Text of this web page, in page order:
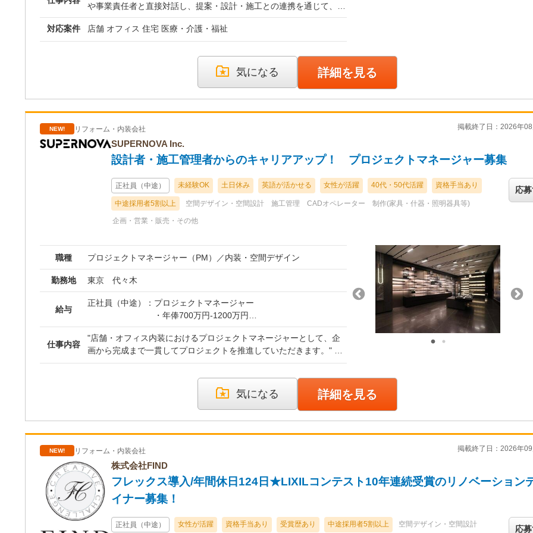
①即戦力・プロデューサー層（設計または施工管理
経験5年以上）
月給35万円～60万円程度 （想定年収500万円～
設計または施工管理の経験を活かし、経営者との
打ち合わせから設計・現場調整までプロジェクト全
600万円程度）
設計または施工管理の経験を活かしながら、担当
るPM・リーダーを目指していただきます。
③チャレンジ経験者層（設計または施工管理経験1
～3年程度）
520万円程度）
設計または施工管理の経験を活かし、先輩社員と
案件を進めながら、設計・提案・現場調整まで一連
④第二新卒、未経験
月給23万円～
これまでの社会人経験も活かしながら、先輩社員
とプロジェクトに参加し、設計、提案、現場との連
携など、空間づくりの基礎を身につけていただきま
※経験年数だけではなく、担当してきた案件内容や
能力を重視して決定します。
■評価について■
た成果を評価します。
一人でできる業務が増えること。
と。
や事業責任者と直接対話し、提案・設計・施工との連携を通じて、一
つの空間を完成まで導く総合力を身につけることができます。 お客
様との打ち合わせから始まり、コンセプトやレイアウトを考え、設計
を行い、施工担当や協力業者と連携しながら、空間が完成するまで一
つのプロジェクトに携わります。 なぜ出店や移転をするのか。 その
空間で何を実現したいのか。 そこで働く人や利用する人に、どのよ
う分業ではなく、打ち合わせ、提案、設計、施工との連携、引渡し後
のフォローまで、空間づくり全体に携われることがフレームスの特徴
です。 経験者の方には、これまで培ってきた専門性を活かしなが
ら、お客様により近い立場でプロジェクト全体を推進する役割を担っ
ていただきます。 未経験の方は、先輩社員のプロジェクトに参加す
るところからスタートし、段階的に仕事の幅を広げていきます。 入
社時点ですべてができる必要はありません。 経験やスキルに応じ
て、できることから担当し、少しずつ仕事の幅を広げながら、将来的
具体的な業務内容■ ・クライアントとの打ち合わせ、ヒアリング ・現
地調査、採寸、既存状況の確認 ・コンセプト、レイアウト、デザイ
ンの検討 ・素材、照明、家具、什器などの選定 ・提案資料の作成 ・
基本設計図、実施設計図の作成 ・見積、発注業務の補助 ・施工担
当、協力業者への設計意図の共有 ・現場での寸法、納まり、仕上が
りの確認 ・施工担当と連携した工程・品質・コストの確認、調整 ・
竣工確認、引渡し、アフターフォロー 経験や習得状況に応じて、担
や施工管理など、空間づくりの一部を担当してきた方には、フレーム
スではお客様との打ち合わせから提案、設計、施工との連携まで、一
や事業責任者と直接対話し、要望の背景にある事業課題まで理解した
うえで提案できることは、フレームスならではの魅力です。 入社後
は、フレームスの仕事の進め方や設計・施工一貫体制を理解するとこ
■未経験の方へ■ 新しい業界へ挑戦することに、不安を感じるのは自
然なことだと考えています。 未経験の方は、先輩社員が担当するプ
ロジェクトに参加するところから始めます。先輩が仕事の進め方や考
え方を説明し、実際の仕事を一緒に進めながら身につけていく育成方
法です。 現地調査や打ち合わせに同行し、お客様の要望がどのよう
にレイアウトやデザインへ反映され、図面となり、現場で形になって
いくのかを学びます。 資料作成や図面修正だけでなく、レイアウト
対応案件 店舗 オフィス 住宅 医療・介護・福祉
気になる 詳細を見る
NEW! リフォーム・内装会社 掲載終了日：2026年08
SUPERNOVA Inc.
設計者・施工管理者からのキャリアアップ！ プロジェクトマネージャー募集
正社員（中途） 未経験OK 土日休み 英語が活かせる 女性が活躍 40代・50代活躍 資格手当あり
中途採用者5割以上 空間デザイン・空間設計 施工管理 CADオペレーター 制作(家具・什器・照明器具等)
企画・営業・販売・その他
応
職種 プロジェクトマネージャー（PM）／内装・空間デザイン
勤務地 東京 代々木
給与
正社員（中途）： プロジェクトマネージャー
・年俸700万円-1200万円
（平均所定労働時間：月157時間）
※月40時間分の固定残業代（10〜20万円）を含む
※40時間超過分は別途支給
・昇給：年1回
・賞与：年2回
仕事内容
"店舗・オフィス内装におけるプロジェクトマネージャーとして、企
画から完成まで一貫してプロジェクトを推進していただきます。" ・
店舗・オフィス内装プロジェクトのマネジメント ・設計・施工管理
ール・品質・コスト管理 "当社のPMは、設計・施工いずれかに偏るこ
となく、これまで培ってきたスキルや経験を最大限に活かしながら活
躍できるポジションです。" 新しいチャレンジを通じて成長し、クラ
気になる 詳細を見る
NEW! リフォーム・内装会社 掲載終了日：2026年09
株式会社FIND
フレックス導入/年間休日124日★LIXILコンテスト10年連続受賞のリノベーション
イナー募集！
正社員（中途） 女性が活躍 資格手当あり 受賞歴あり 中途採用者5割以上 空間デザイン・空間設計 応